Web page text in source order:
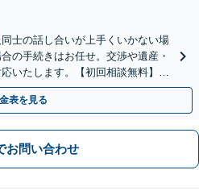
士の話し合いが上手くいかない場
の手続きはお任せ。交渉や遺産・
いたします。【初回相談無料】
表を見る
お問い合わせ